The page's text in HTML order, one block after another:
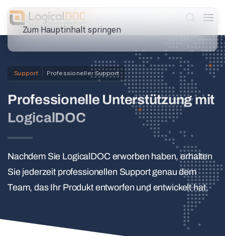
Zum Hauptinhalt springen
Support Professioneller Support
Professionelle Unterstützung mit
LogicalDOC
Nachdem Sie LogicalDOC erworben haben, erhalten
Sie jederzeit professionellen Support genau dem
Team, das Ihr Produkt entworfen und entwickelt hat.